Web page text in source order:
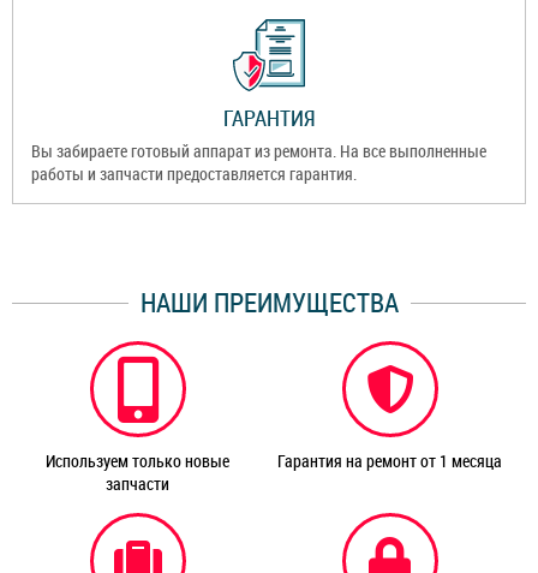
ГАРАНТИЯ
Вы забираете готовый аппарат из ремонта. На все выполненные
работы и запчасти предоставляется гарантия.
НАШИ ПРЕИМУЩЕСТВА
Используем только новые
запчасти
Гарантия на ремонт от 1 месяца